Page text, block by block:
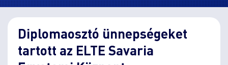
Diplomaosztó ünnepségeket
tartott az ELTE Savaria